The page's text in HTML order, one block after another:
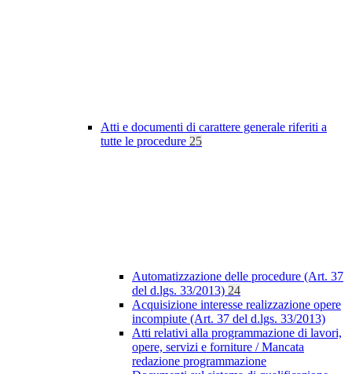
Atti e documenti di carattere generale riferiti a
tutte le procedure 25
Automatizzazione delle procedure (Art. 37
del d.lgs. 33/2013) 24
Acquisizione interesse realizzazione opere
incompiute (Art. 37 del d.lgs. 33/2013)
Atti relativi alla programmazione di lavori,
opere, servizi e forniture / Mancata
redazione programmazione